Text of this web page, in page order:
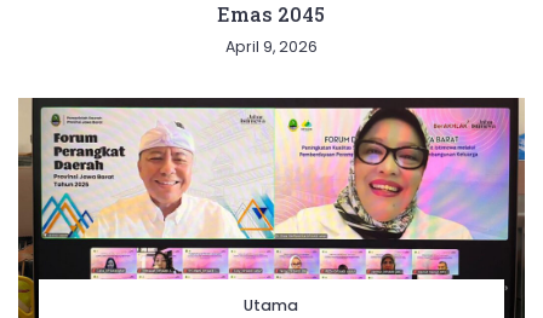
Emas 2045
April 9, 2026
Utama